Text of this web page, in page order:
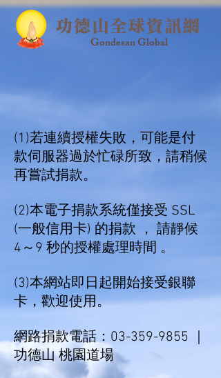
功德山全球資訊網
Gondesan Global
(1)若連續授權失敗，可能是付
款伺服器過於忙碌所致，請稍候
再嘗試捐款。
(2)本電子捐款系統僅接受 SSL
(一般信用卡) 的捐款 ， 請靜候
4～9 秒的授權處理時間 。
(3)本網站即日起開始接受銀聯
卡，歡迎使用。
網路捐款電話： 03-359-9855
功德山 桃園道場